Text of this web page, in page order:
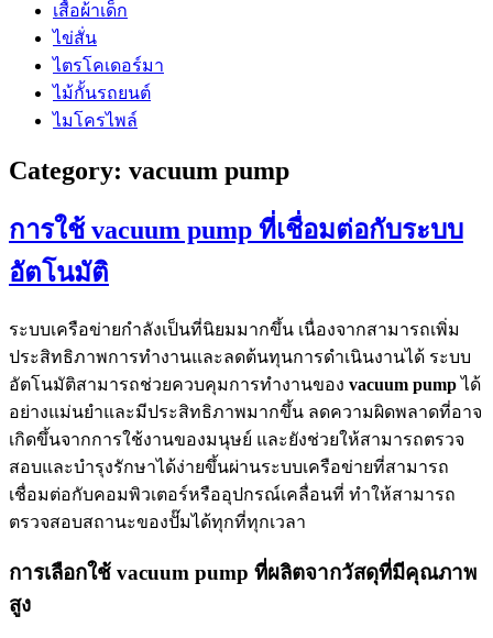
เสื้อผ้าเด็ก
ไข่สั่น
ไตรโคเดอร์มา
ไม้กั้นรถยนต์
ไมโครไพล์
Category: vacuum pump
การใช้ vacuum pump ที่เชื่อมต่อกับระบบ
อัตโนมัติ
ระบบเครือข่ายกำลังเป็นที่นิยมมากขึ้น เนื่องจากสามารถเพิ่ม
ประสิทธิภาพการทำงานและลดต้นทุนการดำเนินงานได้ ระบบ
อัตโนมัติสามารถช่วยควบคุมการทำงานของ vacuum pumpได้
อย่างแม่นยำและมีประสิทธิภาพมากขึ้น ลดความผิดพลาดที่อาจ
เกิดขึ้นจากการใช้งานของมนุษย์ และยังช่วยให้สามารถตรวจ
สอบและบำรุงรักษาได้ง่ายขึ้นผ่านระบบเครือข่ายที่สามารถ
เชื่อมต่อกับคอมพิวเตอร์หรืออุปกรณ์เคลื่อนที่ ทำให้สามารถ
ตรวจสอบสถานะของปั๊มได้ทุกที่ทุกเวลา
การเลือกใช้ vacuum pump ที่ผลิตจากวัสดุที่มีคุณภาพ
สูง